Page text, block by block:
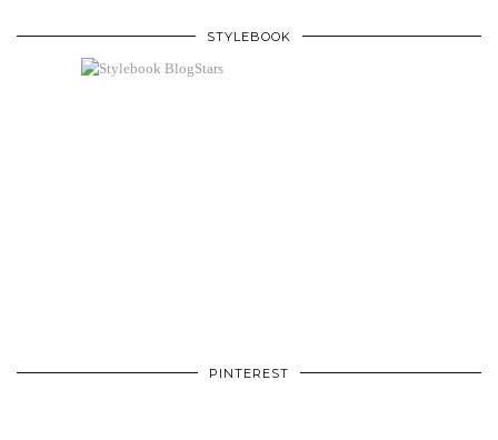
STYLEBOOK
PINTEREST